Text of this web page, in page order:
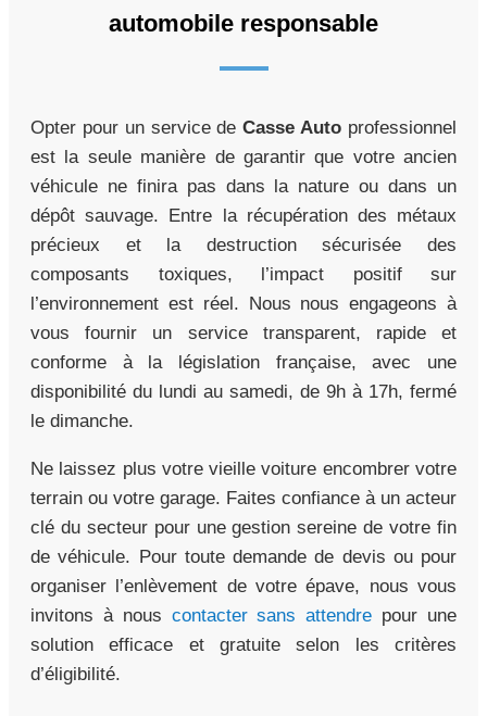
automobile responsable
Opter pour un service deCasse Auto professionnel
est la seule manière de garantir que votre ancien
véhicule ne finira pas dans la nature ou dans un
dépôt sauvage. Entre la récupération des métaux
précieux et la destruction sécurisée des
composants toxiques, l’impact positif sur
l’environnement est réel. Nous nous engageons à
vous fournir un service transparent, rapide et
conforme à la législation française, avec une
disponibilité du lundi au samedi, de 9h à 17h, fermé
le dimanche.
Ne laissez plus votre vieille voiture encombrer votre
terrain ou votre garage. Faites confiance à un acteur
clé du secteur pour une gestion sereine de votre fin
de véhicule. Pour toute demande de devis ou pour
organiser l’enlèvement de votre épave, nous vous
invitons à nous contacter sans attendre pour une
solution efficace et gratuite selon les critères
d’éligibilité.